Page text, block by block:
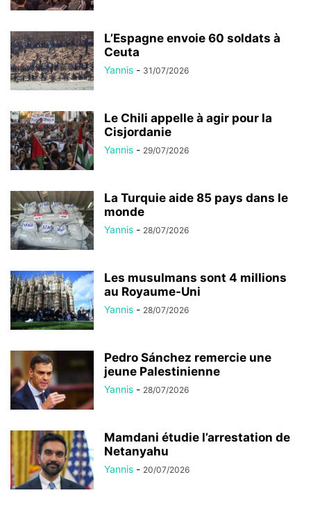
L’Espagne envoie 60 soldats à
Ceuta
Yannis - 31/07/2026
Le Chili appelle à agir pour la
Cisjordanie
Yannis - 29/07/2026
La Turquie aide 85 pays dans le
monde
Yannis - 28/07/2026
Les musulmans sont 4 millions
au Royaume-Uni
Yannis - 28/07/2026
Pedro Sánchez remercie une
jeune Palestinienne
Yannis - 28/07/2026
Mamdani étudie l’arrestation de
Netanyahu
Yannis - 20/07/2026